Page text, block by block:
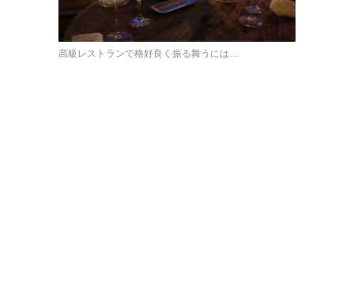
高級レストランで格好良く振る舞うには…